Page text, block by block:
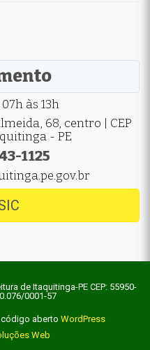
às 13h
68, centro | CEP
- PE
1125
de Itaquitinga-PE CEP: 55950-
0001-57
aberto WordPress
Web